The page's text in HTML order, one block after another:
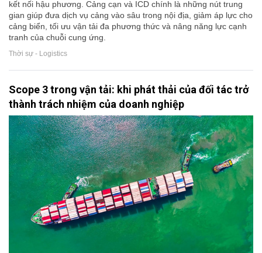
kết nối hậu phương. Cảng cạn và ICD chính là những nút trung
gian giúp đưa dịch vụ cảng vào sâu trong nội địa, giảm áp lực cho
cảng biển, tối ưu vận tải đa phương thức và nâng năng lực cạnh
tranh của chuỗi cung ứng.
Thời sự - Logistics
Scope 3 trong vận tải: khi phát thải của đối tác trở
thành trách nhiệm của doanh nghiệp